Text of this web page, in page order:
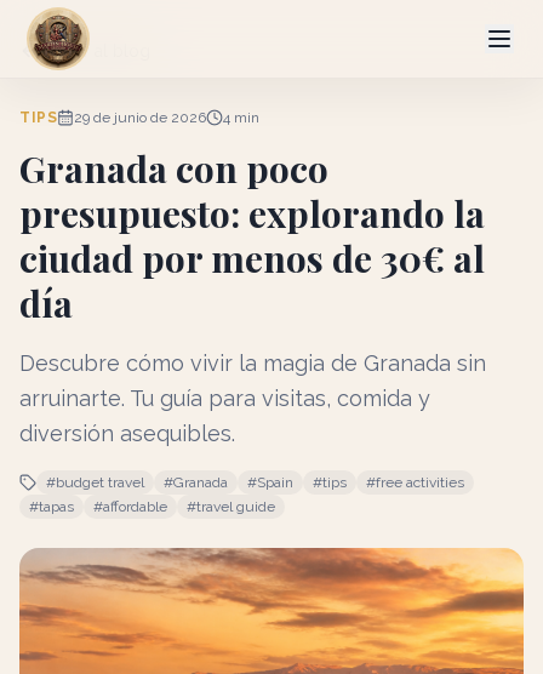
Volver al blog
TIPS 29 de junio de 2026 4 min
Granada con poco
presupuesto: explorando la
ciudad por menos de 30€ al
día
Descubre cómo vivir la magia de Granada sin
arruinarte. Tu guía para visitas, comida y
diversión asequibles.
#budget travel #Granada #Spain #tips #free activities
#tapas #affordable #travel guide